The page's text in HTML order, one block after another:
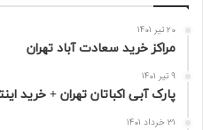
20 تیر 1401
مراکز خرید سعادت‌ آباد تهران
9 تیر 1401
پارک آبی اکباتان تهران + خرید
31 خرداد 1401